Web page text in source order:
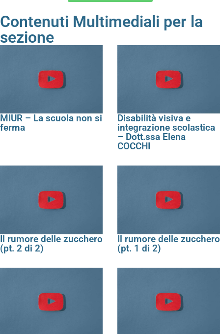
Contenuti Multimediali per la
sezione
MIUR – La scuola non si
ferma
Disabilità visiva e
integrazione scolastica
– Dott.ssa Elena
COCCHI
Il rumore delle zucchero
(pt. 2 di 2)
Il rumore delle zucchero
(pt. 1 di 2)